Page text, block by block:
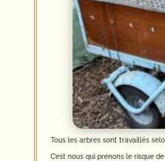
Tous les arbres sont travaillés
C’est nous qui prenons le risque